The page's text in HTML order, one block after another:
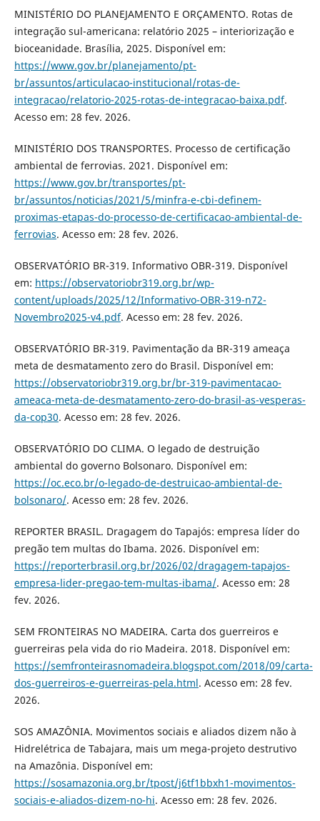
MINISTÉRIO DO PLANEJAMENTO E ORÇAMENTO. Rotas de
integração sul-americana: relatório 2025 – interiorização e
bioceanidade. Brasília, 2025. Disponível em:
https://www.gov.br/planejamento/pt-
br/assuntos/articulacao-institucional/rotas-de-
integracao/relatorio-2025-rotas-de-integracao-baixa.pdf.
Acesso em: 28 fev. 2026.
MINISTÉRIO DOS TRANSPORTES. Processo de certificação
ambiental de ferrovias. 2021. Disponível em:
https://www.gov.br/transportes/pt-
br/assuntos/noticias/2021/5/minfra-e-cbi-definem-
proximas-etapas-do-processo-de-certificacao-ambiental-de-
ferrovias. Acesso em: 28 fev. 2026.
OBSERVATÓRIO BR-319. Informativo OBR-319. Disponível
em: https://observatoriobr319.org.br/wp-
content/uploads/2025/12/Informativo-OBR-319-n72-
Novembro2025-v4.pdf. Acesso em: 28 fev. 2026.
OBSERVATÓRIO BR-319. Pavimentação da BR-319 ameaça
meta de desmatamento zero do Brasil. Disponível em:
https://observatoriobr319.org.br/br-319-pavimentacao-
ameaca-meta-de-desmatamento-zero-do-brasil-as-vesperas-
da-cop30. Acesso em: 28 fev. 2026.
OBSERVATÓRIO DO CLIMA. O legado de destruição
ambiental do governo Bolsonaro. Disponível em:
https://oc.eco.br/o-legado-de-destruicao-ambiental-de-
bolsonaro/. Acesso em: 28 fev. 2026.
REPORTER BRASIL. Dragagem do Tapajós: empresa líder do
pregão tem multas do Ibama. 2026. Disponível em:
https://reporterbrasil.org.br/2026/02/dragagem-tapajos-
empresa-lider-pregao-tem-multas-ibama/. Acesso em: 28
fev. 2026.
SEM FRONTEIRAS NO MADEIRA. Carta dos guerreiros e
guerreiras pela vida do rio Madeira. 2018. Disponível em:
https://semfronteirasnomadeira.blogspot.com/2018/09/carta-
dos-guerreiros-e-guerreiras-pela.html. Acesso em: 28 fev.
2026.
SOS AMAZÔNIA. Movimentos sociais e aliados dizem não à
Hidrelétrica de Tabajara, mais um mega-projeto destrutivo
na Amazônia. Disponível em:
https://sosamazonia.org.br/tpost/j6tf1bbxh1-movimentos-
sociais-e-aliados-dizem-no-hi. Acesso em: 28 fev. 2026.